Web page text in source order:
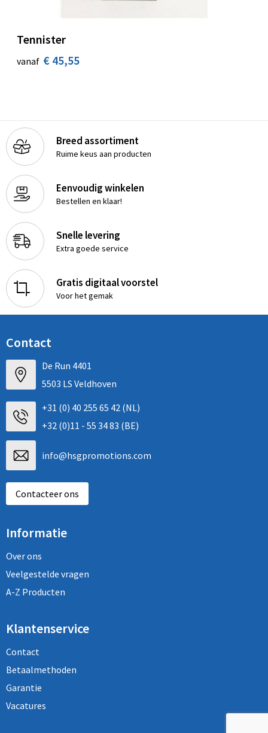
Tennister
vanaf € 45,55
Breed assortiment
Ruime keus aan producten
Eenvoudig winkelen
Bestellen en klaar!
Snelle levering
Extra goede service
Gratis digitaal voorstel
Voor het gemak
Contact
De Run 4401
5503 LS Veldhoven
+31 (0) 40 255 65 42 (NL)
+32 (0)11 - 55 34 83 (BE)
info@hsgpromotions.com
Contacteer ons
Informatie
Over ons
Veelgestelde vragen
A-Z Producten
Klantenservice
Contact
Betaalmethoden
Garantie
Vacatures